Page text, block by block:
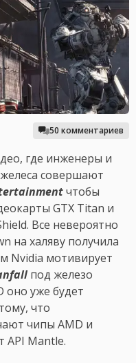
50 комментариев
где инженеры и
совершают
чтобы
GTX Titan и
Все невероятно
на халяву получила
Nvidia мотивирует
под железо
оно уже будет
что
чипы AMD и
API Mantle.